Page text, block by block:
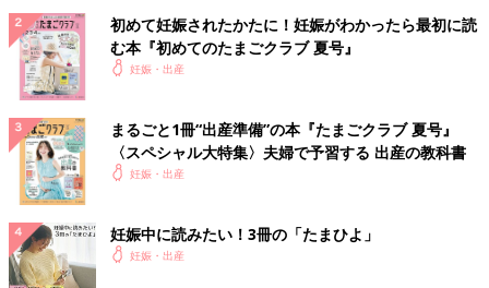
さ*****さん
摘んだり鎖骨の下押すと 楽になりやすいです。 ひどい時は
目肩腰に効くビタミンB1剤で気に 入ってるものがあるので
それを飲みます😌
p*****さん
初めて妊娠されたかたに！妊娠がわかったら最初に読
む本『初めてのたまごクラブ 夏号』
妊娠・出産
まるごと1冊“出産準備”の本『たまごクラブ 夏号』
〈スペシャル大特集〉夫婦で予習する 出産の教科書
妊娠・出産
妊娠中に読みたい！3冊の「たまひよ」
妊娠・出産